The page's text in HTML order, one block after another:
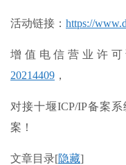
活动链接： https://
增值电信营业许可
20214409 ，
对接十堰ICP/IP备案
案！
文章目录[隐藏]